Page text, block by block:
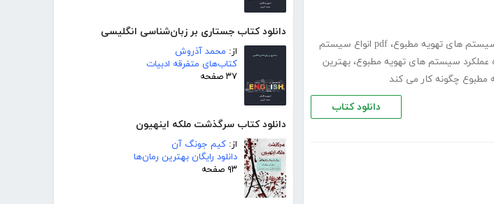
دانلود کتاب جستاری بر زبان‌شناسی انگلیسی
از: محمد آذروش
کتاب‌های متفرقه ادبیات
۳۷ صفحه
دانلود کتاب سرگذشت ملکه اینهیون
از: کیم جونگ آن
دانلود رایگان بهترین رمان‌ها
۹۳ صفحه
سیستم های تهویه مطبوع،
pdf انواع سیستم
عملکرد سیستم های تهویه مطبوع، بهترین
چگونه کار می کند
دانلود کتاب